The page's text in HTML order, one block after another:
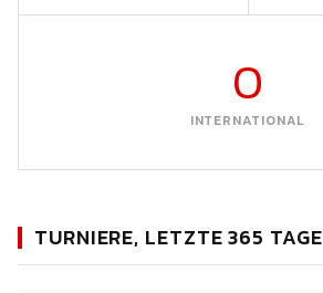
0
INTERNATIONAL
TURNIERE, LETZTE 365 TAGE